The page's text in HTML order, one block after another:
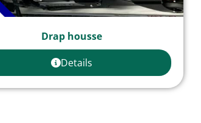
Drap housse
Details